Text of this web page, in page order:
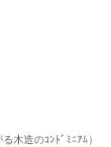
木造のｺﾝﾄﾞﾐﾆｱﾑ）